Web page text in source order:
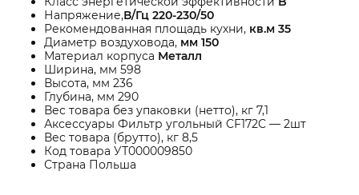
Напряжение,В/Гц 220-230/50
Рекомендованная площадь кухни, кв.м 35
Диаметр воздуховода, мм 150
Материал корпуса Металл
Ширина, мм 598
Высота, мм 236
Глубина, мм 290
Вес товара без упаковки (нетто), кг 7,1
Аксессуары Фильтр угольный CF172C — 2шт
Вес товара (брутто), кг 8,5
Код товара УТ000009850
Страна Польша